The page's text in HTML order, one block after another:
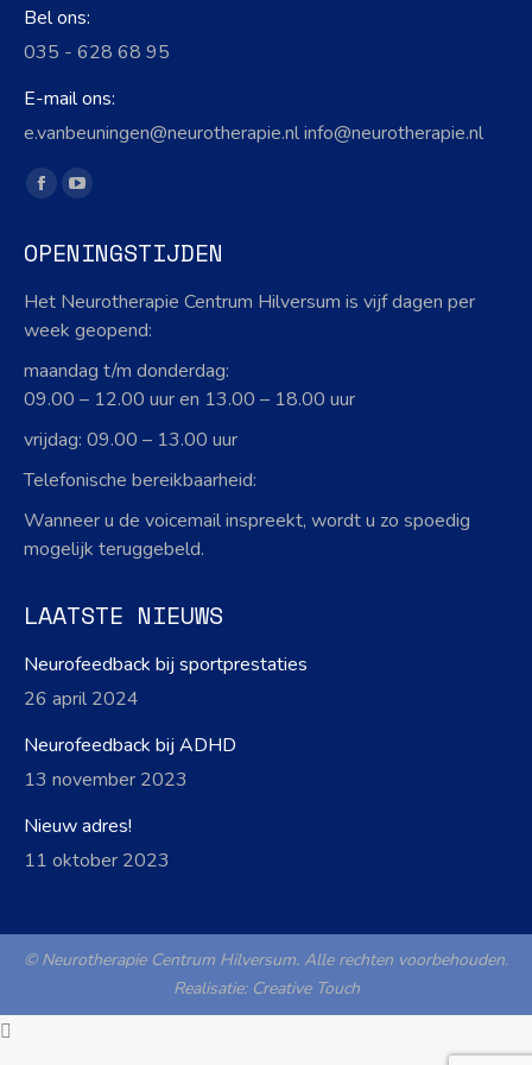
Bel ons:
035 - 628 68 95
E-mail ons:
e.vanbeuningen@neurotherapie.nl info@neurotherapie.nl
Vind ons op:
Facebook
opens
in
new
YouTube
opens
new
OPENINGSTIJDEN
Het Neurotherapie Centrum Hilversum is vijf dagen per
week geopend:
maandag t/m donderdag:
09.00 – 12.00 uur en 13.00 – 18.00 uur
vrijdag: 09.00 – 13.00 uur
Telefonische bereikbaarheid:
Wanneer u de voicemail inspreekt, wordt u zo spoedig
mogelijk teruggebeld.
LAATSTE NIEUWS
Neurofeedback bij sportprestaties
26 april 2024
Neurofeedback bij ADHD
13 november 2023
Nieuw adres!
11 oktober 2023
© Neurotherapie Centrum Hilversum. Alle rechten voorbehouden.
Realisatie: Creative Touch